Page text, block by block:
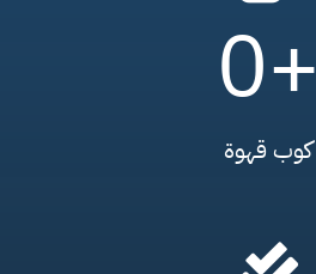
+
0
كوب قهوة